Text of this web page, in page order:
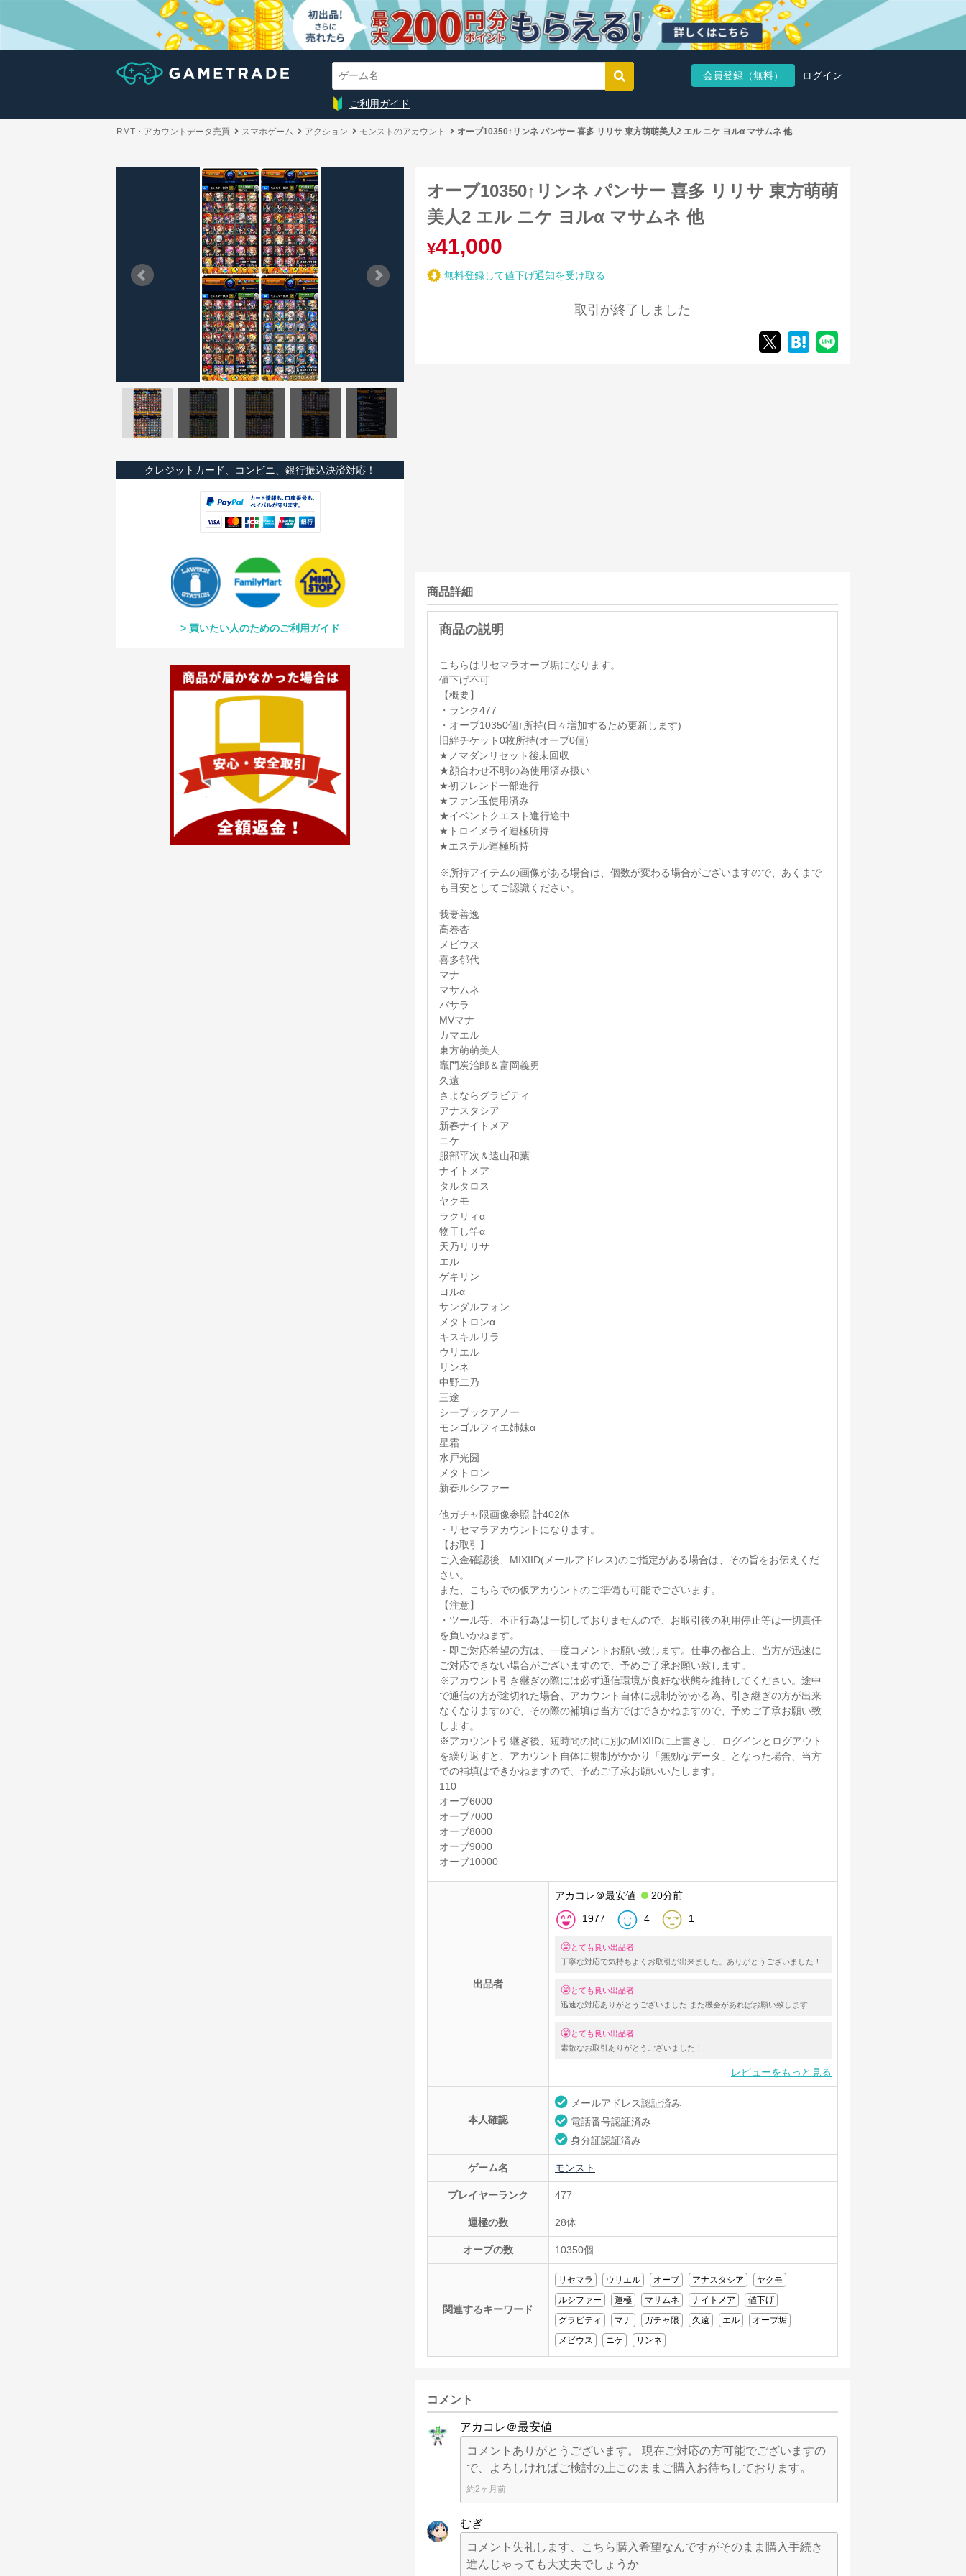
会員登録（無料） ログイン
ご利用ガイド
RMT・アカウントデータ売買 スマホゲーム アクション モンストのアカウント オーブ10350↑リンネ パンサー 喜多 リリサ 東方萌萌美人2 エル ニケ ヨルα マサムネ 他
クレジットカード、コンビニ、銀行振込決済対応！
買いたい人のためのご利用ガイド
オーブ10350↑リンネ パンサー 喜多 リリサ 東方萌萌
美人2 エル ニケ ヨルα マサムネ 他
¥41,000
無料登録して値下げ通知を受け取る
取引が終了しました
商品詳細
こちらはリセマラオーブ垢になります。
値下げ不可
【概要】
・ランク477
・オーブ10350個↑所持(日々増加するため更新します)
旧絆チケット0枚所持(オーブ0個)
★ノマダンリセット後未回収
★顔合わせ不明の為使用済み扱い
★初フレンド一部進行
★ファン玉使用済み
★イベントクエスト進行途中
★トロイメライ運極所持
★エステル運極所持
※所持アイテムの画像がある場合は、個数が変わる場合がございますので、あくまで
も目安としてご認識ください。
我妻善逸
高巻杏
メビウス
喜多郁代
マナ
マサムネ
バサラ
MVマナ
カマエル
東方萌萌美人
竈門炭治郎＆富岡義勇
久遠
さよならグラビティ
アナスタシア
新春ナイトメア
ニケ
服部平次＆遠山和葉
ナイトメア
タルタロス
ヤクモ
ラクリィα
物干し竿α
天乃リリサ
エル
ゲキリン
ヨルα
サンダルフォン
メタトロンα
キスキルリラ
ウリエル
リンネ
中野二乃
三途
シーブックアノー
モンゴルフィエ姉妹α
星霜
水戸光圀
メタトロン
新春ルシファー
他ガチャ限画像参照 計402体
・リセマラアカウントになります。
【お取引】
ご入金確認後、MIXIID(メールアドレス)のご指定がある場合は、その旨をお伝えくだ
さい。
また、こちらでの仮アカウントのご準備も可能でございます。
【注意】
・ツール等、不正行為は一切しておりませんので、お取引後の利用停止等は一切責任
を負いかねます。
・即ご対応希望の方は、一度コメントお願い致します。仕事の都合上、当方が迅速に
ご対応できない場合がございますので、予めご了承お願い致します。
※アカウント引き継ぎの際には必ず通信環境が良好な状態を維持してください。途中
で通信の方が途切れた場合、アカウント自体に規制がかかる為、引き継ぎの方が出来
なくなりますので、その際の補填は当方ではできかねますので、予めご了承お願い致
します。
※アカウント引継ぎ後、短時間の間に別のMIXIIDに上書きし、ログインとログアウト
を繰り返すと、アカウント自体に規制がかかり「無効なデータ」となった場合、当方
での補填はできかねますので、予めご了承お願いいたします。
110
オーブ6000
オーブ7000
オーブ8000
オーブ9000
オーブ10000
出品者
アカコレ＠最安値 20分前
1977 4 1
とても良い出品者
丁寧な対応で気持ちよくお取引が出来ました。ありがとうございました！
とても良い出品者
迅速な対応ありがとうございました また機会があればお願い致します
とても良い出品者
素敵なお取引ありがとうございました！
レビューをもっと見る
本人確認
メールアドレス認証済み
電話番号認証済み
身分証認証済み
ゲーム名 モンスト
プレイヤーランク 477
運極の数 28体
オーブの数 10350個
関連するキーワード
リセマラ ウリエル オーブ アナスタシア
ヤクモ
ルシファー
運極 マサムネ ナイトメア
値下げ
グラビティ
マナ ガチャ限 久遠 エル
オーブ垢
メビウス
ニケ リンネ
コメント
アカコレ＠最安値
コメントありがとうございます。 現在ご対応の方可能でございますの
で、よろしければご検討の上このままご購入お待ちしております。
約2ヶ月前
むぎ
コメント失礼します、こちら購入希望なんですがそのまま購入手続き
進んじゃっても大丈夫でしょうか